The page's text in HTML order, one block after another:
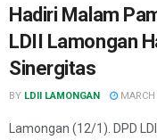
Hadiri Malam
LDII Lamongan
Sinergitas
BY LDII LAMONGAN MARCH
Lamongan (12/1). DPD